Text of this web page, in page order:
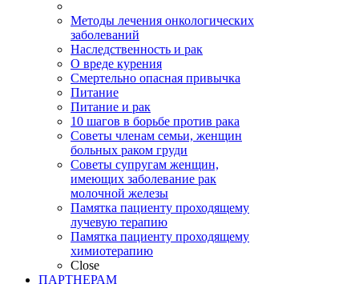
Методы лечения онкологических
заболеваний
Наследственность и рак
О вреде курения
Смертельно опасная привычка
Питание
Питание и рак
10 шагов в борьбе против рака
Советы членам семьи, женщин
больных раком груди
Советы супругам женщин,
имеющих заболевание рак
молочной железы
Памятка пациенту проходящему
лучевую терапию
Памятка пациенту проходящему
химиотерапию
Close
ПАРТНЕРАМ